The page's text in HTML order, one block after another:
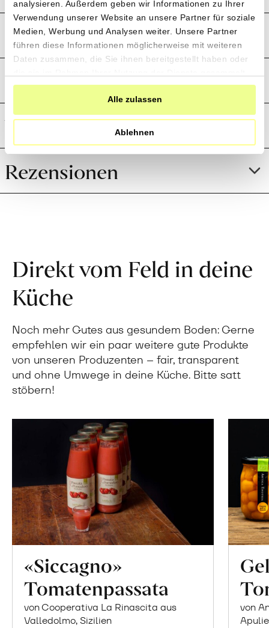
analysieren. Außerdem geben wir Informationen zu Ihrer
Verwendung unserer Website an unsere Partner für soziale
Medien, Werbung und Analysen weiter. Unsere Partner
führen diese Informationen möglicherweise mit weiteren
Daten zusammen, die Sie ihnen bereitgestellt haben oder
haben.
Alle zulassen
Ablehnen
Produktion und Anbau
Preistransparenz
Weitere Informationen
Rezensionen
Direkt vom Feld in deine
Küche
Noch mehr Gutes aus gesundem Boden: Gerne
empfehlen wir ein paar weitere gute Produkte
von unseren Produzenten – fair, transparent
und ohne Umwege in deine Küche. Bitte satt
stöbern!
«Siccagno»
Tomatenpassata
von Cooperativa La Rinascita aus
Valledolmo, Sizilien
von